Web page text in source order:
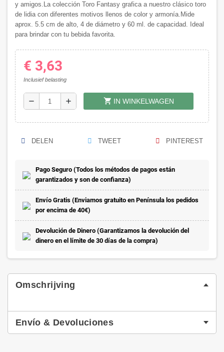
y amigos.La colección Toro Fantasy grafica a nuestro clásico toro
de lidia con diferentes motivos llenos de color y armonía.Mide
aprox. 5.5 cm de alto, 4 de diámetro y 60 ml. de capacidad. Ideal
para brindar con tu bebida favorita.
€ 3,63
Inclusief belasting
remove add shopping_cart IN WINKELWAGEN
DELEN TWEET PINTEREST
Pago Seguro (Todos los métodos de pagos están
garantizados y son de confianza)
Envío Gratis (Enviamos gratuito en Península los pedidos
por encima de 40€)
Devolución de Dinero (Garantizamos la devolución del
dinero en el límite de 30 días de la compra)
Omschrijving
Envío & Devoluciones